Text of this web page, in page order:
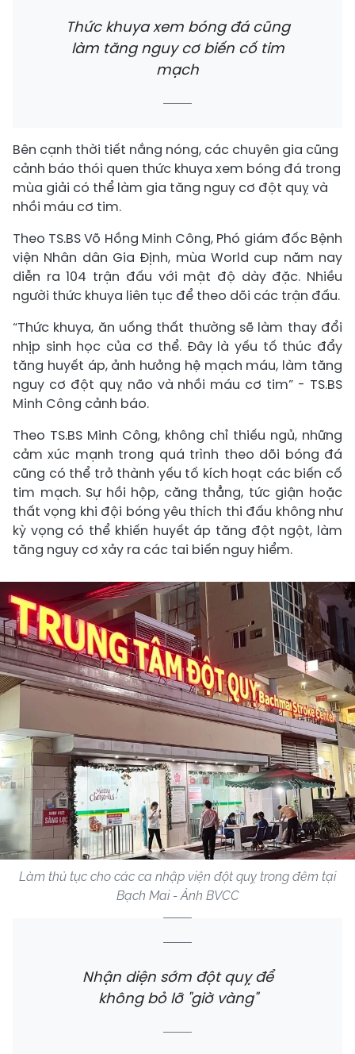
Thức khuya xem bóng đá cũng
làm tăng nguy cơ biến cố tim
mạch
Bên cạnh thời tiết nắng nóng, các chuyên gia cũng
cảnh báo thói quen thức khuya xem bóng đá trong
mùa giải có thể làm gia tăng nguy cơ đột quỵ và
nhồi máu cơ tim.
Theo TS.BS Võ Hồng Minh Công, Phó giám đốc Bệnh
viện Nhân dân Gia Định, mùa World cup năm nay
diễn ra 104 trận đấu với mật độ dày đặc. Nhiều
người thức khuya liên tục để theo dõi các trận đấu.
“Thức khuya, ăn uống thất thường sẽ làm thay đổi
nhịp sinh học của cơ thể. Đây là yếu tố thúc đẩy
tăng huyết áp, ảnh hưởng hệ mạch máu, làm tăng
nguy cơ đột quỵ não và nhồi máu cơ tim” - TS.BS
Minh Công cảnh báo.
Theo TS.BS Minh Công, không chỉ thiếu ngủ, những
cảm xúc mạnh trong quá trình theo dõi bóng đá
cũng có thể trở thành yếu tố kích hoạt các biến cố
tim mạch. Sự hồi hộp, căng thẳng, tức giận hoặc
thất vọng khi đội bóng yêu thích thi đấu không như
kỳ vọng có thể khiến huyết áp tăng đột ngột, làm
tăng nguy cơ xảy ra các tai biến nguy hiểm.
Làm thủ tục cho các ca nhập viện đột quỵ trong đêm tại
Bạch Mai - Ảnh BVCC
Nhận diện sớm đột quỵ để
không bỏ lỡ "giờ vàng"